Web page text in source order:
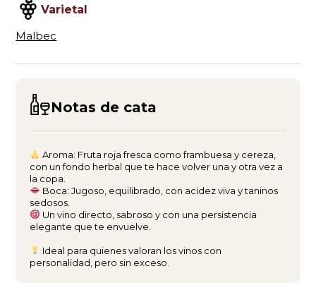
Un terroir que se siente en cada copa y una
Varietal
Malbec
Notas de cata
Aroma: Fruta roja fresca como frambuesa y cereza,
con un fondo herbal que te hace volver una y otra vez a
la copa.
Boca: Jugoso, equilibrado, con acidez viva y taninos
sedosos.
Un vino directo, sabroso y con una persistencia
elegante que te envuelve.
Ideal para quienes valoran los vinos con
personalidad, pero sin exceso.